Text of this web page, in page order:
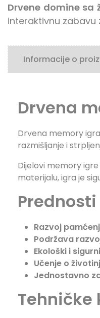
Drvene domine sa
interaktivnu zabavu
Informacije o
Drvena
Drvena memory
razmišljanje i
Dijelovi memory
materijalu, igra je
Razvoj
Podržava
Ekološki i
Učenje o
Jednostavno